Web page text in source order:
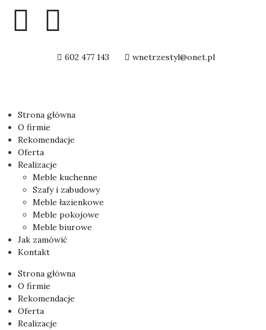
602 477 143 wnetrzestyl@onet.pl
Strona główna
O firmie
Rekomendacje
Oferta
Realizacje
Meble kuchenne
Szafy i zabudowy
Meble łazienkowe
Meble pokojowe
Meble biurowe
Jak zamówić
Kontakt
Strona główna
O firmie
Rekomendacje
Oferta
Realizacje